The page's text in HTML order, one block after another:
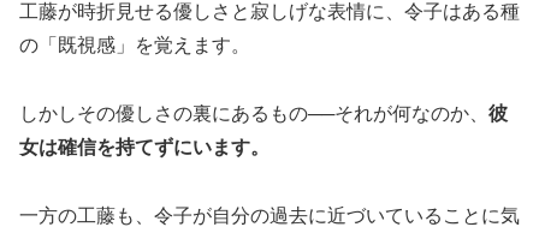
工藤が時折見せる優しさと寂しげな表情に、令子はある種
の「既視感」を覚えます。
しかしその優しさの裏にあるもの──それが何なのか、 彼
女は確信を持てずにいます。
一方の工藤も、令子が自分の過去に近づいていることに気